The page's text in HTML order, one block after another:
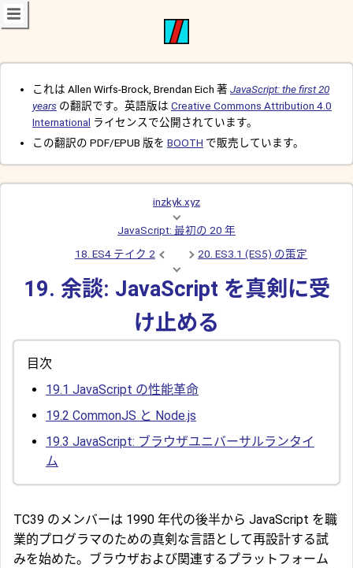
これは Allen Wirfs-Brock, Brendan Eich 著 JavaScript: the first 20
years の翻訳です。英語版は Creative Commons Attribution 4.0
International ライセンスで公開されています。
この翻訳の PDF/EPUB 版を BOOTH で販売しています。
inzkyk.xyz
JavaScript: 最初の 20 年
18. ES4 テイク 2
20. ES3.1 (ES5) の策定
19. 余談: JavaScript を真剣に受
け止める
目次
19.1 JavaScript の性能革命
19.2 CommonJS と Node.js
19.3 JavaScript: ブラウザユニバーサルランタイ
ム
TC39 のメンバーは 1990 年代の後半から JavaScript を職
業的プログラマのための真剣な言語として再設計する試
みを始めた。ブラウザおよび関連するプラットフォーム